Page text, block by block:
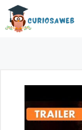
Saltar
contenido